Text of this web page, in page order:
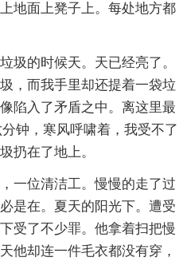
地面上凳子上。每处地方都
的时候天。天已经亮了。
，而我手里却还提着一袋垃
陷入了矛盾之中。离这里最
钟，寒风呼啸着，我受不了
扔在了地上。
位清洁工。慢慢的走了过
是在。夏天的阳光下。遭受
受了不少罪。他拿着扫把慢
他却连一件毛衣都没有穿，